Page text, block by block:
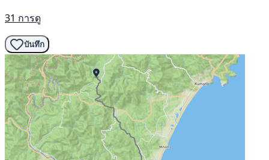
31 การดู
บันทึก